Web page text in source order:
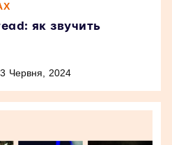
як звучить
Червня, 2024